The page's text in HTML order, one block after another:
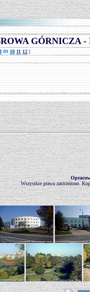
GÓRNICZA -
09 10 11 12 |
Wszystkie prawa zastrzeżone.